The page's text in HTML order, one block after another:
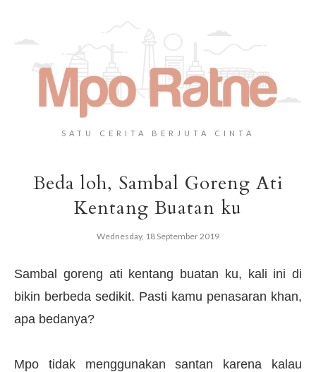
SATU CERITA BERJUTA CINTA
Beda loh, Sambal Goreng Ati
Kentang Buatan ku
Wednesday, 18 September 2019
Sambal goreng ati kentang buatan ku, kali ini di
bikin berbeda sedikit. Pasti kamu penasaran khan,
apa bedanya?
Mpo tidak menggunakan santan karena kalau